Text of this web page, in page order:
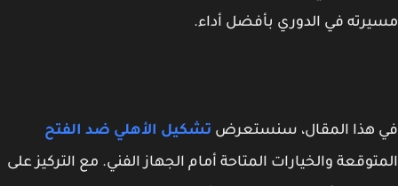
في الدوري بأفضل أداء.
هذا المقال، سنستعرضتشكيل الأهلي ضد الفتح
والخيارات المتاحة أمام الجهاز الفني. مع التركيز على